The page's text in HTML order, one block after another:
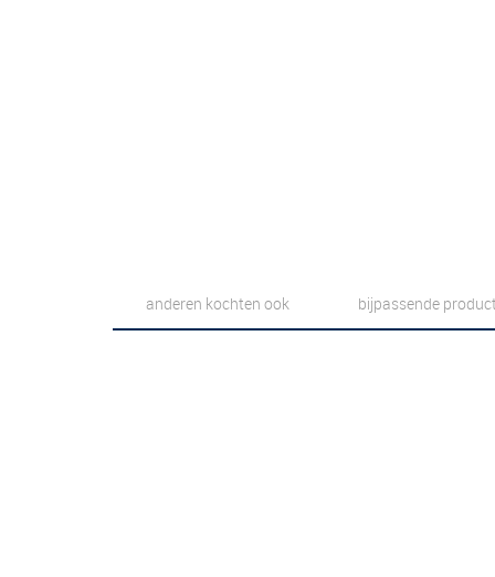
anderen kochten ook bijpassende